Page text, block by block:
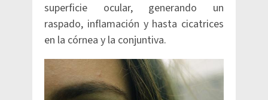
superficie ocular, generando un
raspado, inflamación y hasta cicatrices
en la córnea y la conjuntiva.